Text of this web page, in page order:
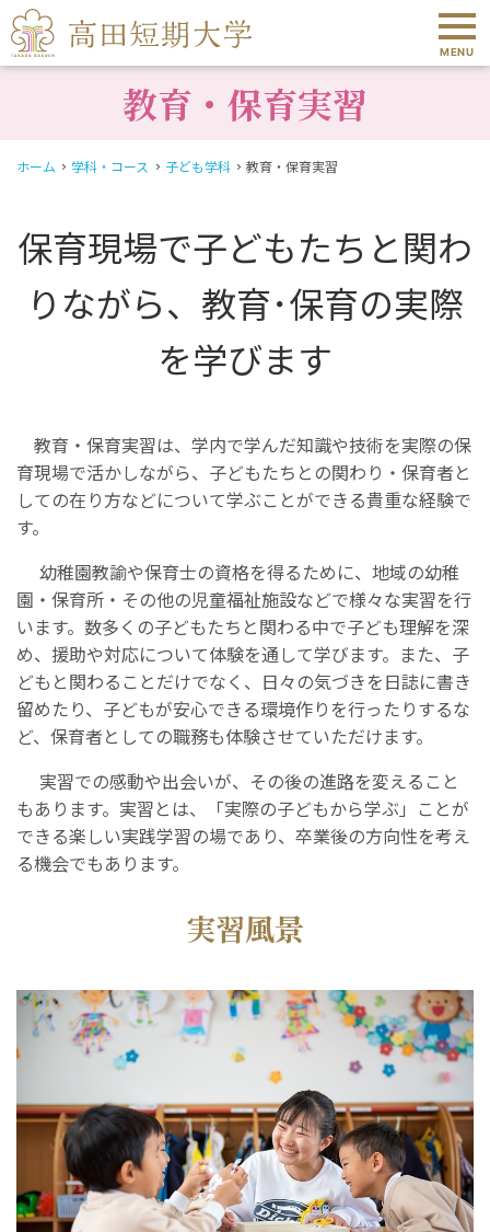
MENU
教育・保育実習
ホーム 学科・コース 子ども学科 教育・保育実習
保育現場で子どもたちと関わ
りながら、教育･保育の実際
を学びます
教育・保育実習は、学内で学んだ知識や技術を実際の保
育現場で活かしながら、子どもたちとの関わり・保育者と
しての在り方などについて学ぶことができる貴重な経験で
す。
幼稚園教諭や保育士の資格を得るために、地域の幼稚
園・保育所・その他の児童福祉施設などで様々な実習を行
います。数多くの子どもたちと関わる中で子ども理解を深
め、援助や対応について体験を通して学びます。また、子
どもと関わることだけでなく、日々の気づきを日誌に書き
留めたり、子どもが安心できる環境作りを行ったりするな
ど、保育者としての職務も体験させていただけます。
実習での感動や出会いが、その後の進路を変えること
もあります。実習とは、「実際の子どもから学ぶ」ことが
できる楽しい実践学習の場であり、卒業後の方向性を考え
る機会でもあります。
実習風景